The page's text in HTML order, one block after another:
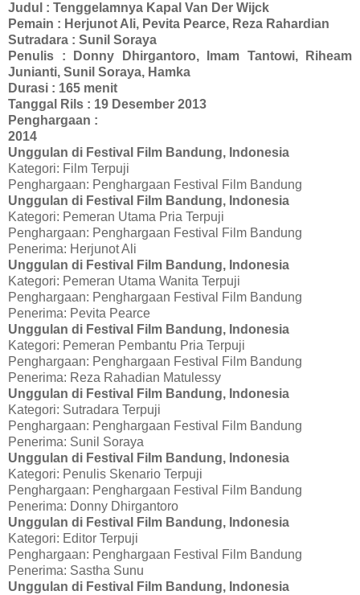
Judul : Tenggelamnya Kapal Van Der Wijck
Pemain : Herjunot Ali, Pevita Pearce, Reza Rahardian
Sutradara : Sunil Soraya
Penulis :
Donny Dhirgantoro, Imam Tantowi,
Riheam
Junianti, Sunil Soraya, Hamka
Durasi : 165 menit
Tanggal Rils : 19 Desember 2013
Penghargaan :
2014
Unggulan di Festival Film Bandung, Indonesia
Kategori: Film Terpuji
Penghargaan: Penghargaan Festival Film Bandung
Unggulan di Festival Film Bandung, Indonesia
Kategori: Pemeran Utama Pria Terpuji
Penghargaan: Penghargaan Festival Film Bandung
Penerima: Herjunot Ali
Unggulan di Festival Film Bandung, Indonesia
Kategori: Pemeran Utama Wanita Terpuji
Penghargaan: Penghargaan Festival Film Bandung
Penerima: Pevita Pearce
Unggulan di Festival Film Bandung, Indonesia
Kategori: Pemeran Pembantu Pria Terpuji
Penghargaan: Penghargaan Festival Film Bandung
Penerima: Reza Rahadian Matulessy
Unggulan di Festival Film Bandung, Indonesia
Kategori: Sutradara Terpuji
Penghargaan: Penghargaan Festival Film Bandung
Penerima: Sunil Soraya
Unggulan di Festival Film Bandung, Indonesia
Kategori: Penulis Skenario Terpuji
Penghargaan: Penghargaan Festival Film Bandung
Penerima: Donny Dhirgantoro
Unggulan di Festival Film Bandung, Indonesia
Kategori: Editor Terpuji
Penghargaan: Penghargaan Festival Film Bandung
Penerima: Sastha Sunu
Unggulan di Festival Film Bandung, Indonesia